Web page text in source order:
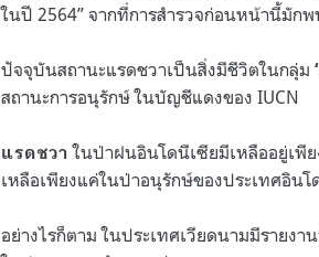
ในปี 2564” จากที่การสำรวจก่อนหน้านี้มัก
ปัจจุบันสถานะแรดชวาเป็นสิ่งมีชีวิตในกลุ่ม
สถานะการอนุรักษ์ ในบัญชีแดงของ IUCN
แรดชวา ในป่าฝนอินโดนีเซียมีเหลืออยู่เพี
เหลือเพียงแค่ในป่าอนุรักษ์ของประเทศอิน
อย่างไรก็ตาม ในประเทศเวียดนามมีรายง